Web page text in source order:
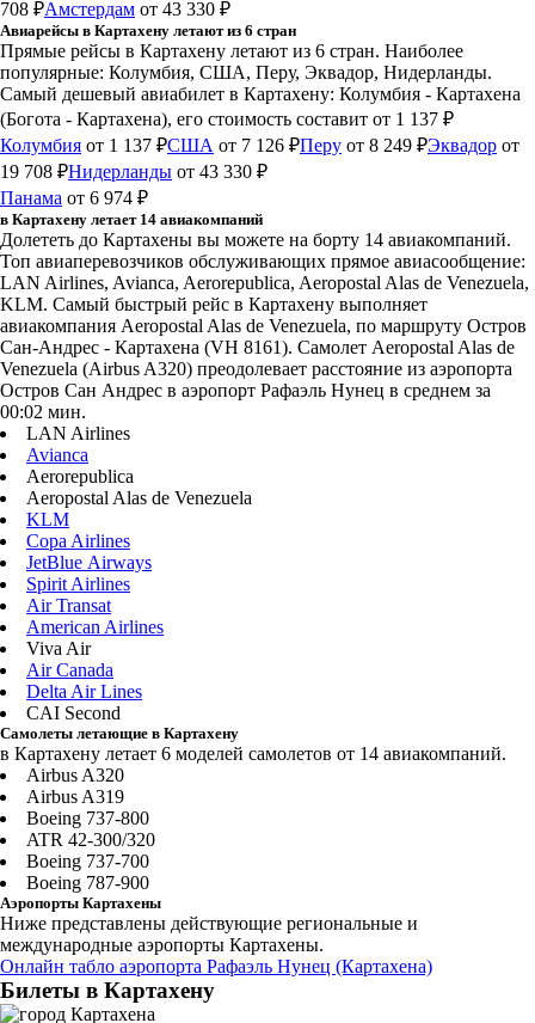
708 ₽Амстердам от 43 330 ₽
Авиарейсы в Картахену летают из 6 стран
Прямые рейсы в Картахену летают из 6 стран. Наиболее
популярные: Колумбия, США, Перу, Эквадор, Нидерланды.
Самый дешевый авиабилет в Картахену: Колумбия - Картахена
(Богота - Картахена), его стоимость составит от 1 137 ₽
Колумбия от 1 137 ₽США от 7 126 ₽Перу от 8 249 ₽Эквадор от
19 708 ₽Нидерланды от 43 330 ₽
Панама от 6 974 ₽
в Картахену летает 14 авиакомпаний
Долететь до Картахены вы можете на борту 14 авиакомпаний.
Топ авиаперевозчиков обслуживающих прямое авиасообщение:
LAN Airlines, Avianca, Aerorepublica, Aeropostal Alas de Venezuela,
KLM. Самый быстрый рейс в Картахену выполняет
авиакомпания Aeropostal Alas de Venezuela, по маршруту Остров
Сан-Андрес - Картахена (VH 8161). Самолет Aeropostal Alas de
Venezuela (Airbus A320) преодолевает расстояние из аэропорта
Остров Сан Андрес в аэропорт Рафаэль Нунец в среднем за
00:02 мин.
LAN Airlines
Avianca
Aerorepublica
Aeropostal Alas de Venezuela
KLM
Copa Airlines
JetBlue Airways
Spirit Airlines
Air Transat
American Airlines
Viva Air
Air Canada
Delta Air Lines
CAI Second
Самолеты летающие в Картахену
в Картахену летает 6 моделей самолетов от 14 авиакомпаний.
Airbus A320
Airbus A319
Boeing 737-800
ATR 42-300/320
Boeing 737-700
Boeing 787-900
Аэропорты Картахены
Ниже представлены действующие региональные и
международные аэропорты Картахены.
Онлайн табло аэропорта Рафаэль Нунец (Картахена)
Билеты в Картахену